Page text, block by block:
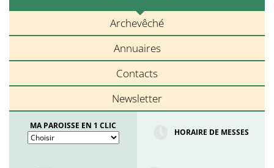
Archevêché
Annuaires
Contacts
Newsletter
MA PAROISSE EN 1 CLIC
HORAIRE DE MESSES